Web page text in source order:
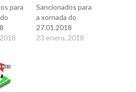
para
Sancionados para
a xornada do
27.01.2018
23 enero, 2018